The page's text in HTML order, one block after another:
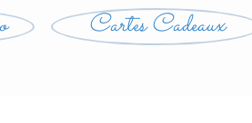
Cartes Cadeaux